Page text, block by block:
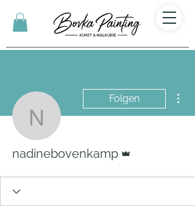
Folgen
nadinebovenkamp